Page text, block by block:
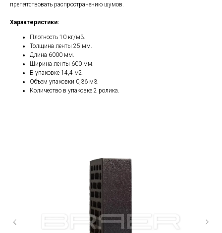
препятствовать распространению шумов.
Характеристики:
Плотность 10 кг/м3.
Толщина ленты 25 мм.
Длина 6000 мм.
Ширина ленты 600 мм.
В упаковке 14,4 м2.
Объем упаковки 0,36 м3.
Количество в упаковке 2 ролика.